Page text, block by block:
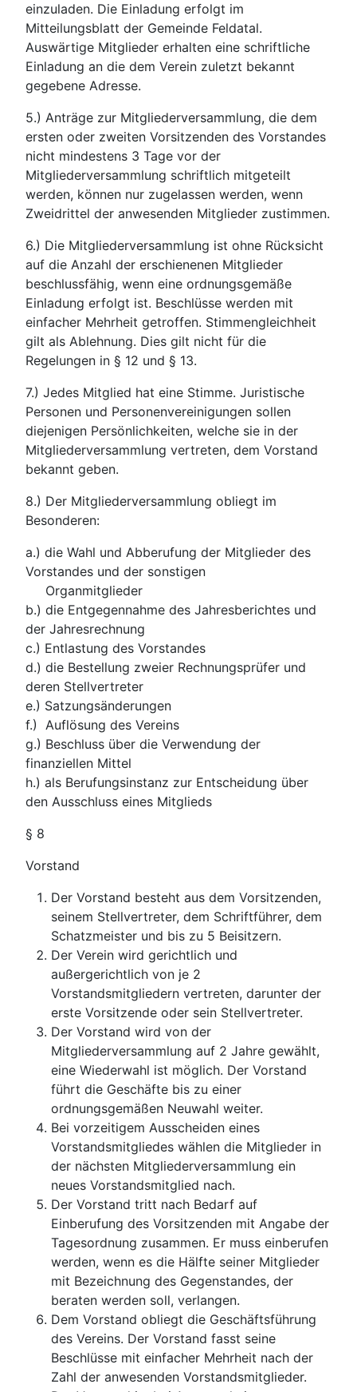
einzuladen. Die Einladung erfolgt im
Mitteilungsblatt der Gemeinde Feldatal.
Auswärtige Mitglieder erhalten eine schriftliche
Einladung an die dem Verein zuletzt bekannt
gegebene Adresse.
5.) Anträge zur Mitgliederversammlung, die dem
ersten oder zweiten Vorsitzenden des Vorstandes
nicht mindestens 3 Tage vor der
Mitgliederversammlung schriftlich mitgeteilt
werden, können nur zugelassen werden, wenn
Zweidrittel der anwesenden Mitglieder zustimmen.
6.) Die Mitgliederversammlung ist ohne Rücksicht
auf die Anzahl der erschienenen Mitglieder
beschlussfähig, wenn eine ordnungsgemäße
Einladung erfolgt ist. Beschlüsse werden mit
einfacher Mehrheit getroffen. Stimmengleichheit
gilt als Ablehnung. Dies gilt nicht für die
Regelungen in § 12 und § 13.
7.) Jedes Mitglied hat eine Stimme. Juristische
Personen und Personenvereinigungen sollen
diejenigen Persönlichkeiten, welche sie in der
Mitgliederversammlung vertreten, dem Vorstand
bekannt geben.
8.) Der Mitgliederversammlung obliegt im
Besonderen:
a.) die Wahl und Abberufung der Mitglieder des
Vorstandes und der sonstigen
Organmitglieder
b.) die Entgegennahme des Jahresberichtes und
der Jahresrechnung
c.) Entlastung des Vorstandes
d.) die Bestellung zweier Rechnungsprüfer und
deren Stellvertreter
e.) Satzungsänderungen
f.) Auflösung des Vereins
g.) Beschluss über die Verwendung der
finanziellen Mittel
h.) als Berufungsinstanz zur Entscheidung über
den Ausschluss eines Mitglieds
§ 8
Vorstand
Der Vorstand besteht aus dem Vorsitzenden,
seinem Stellvertreter, dem Schriftführer, dem
Schatzmeister und bis zu 5 Beisitzern.
Der Verein wird gerichtlich und
außergerichtlich von je 2
Vorstandsmitgliedern vertreten, darunter der
erste Vorsitzende oder sein Stellvertreter.
Der Vorstand wird von der
Mitgliederversammlung auf 2 Jahre gewählt,
eine Wiederwahl ist möglich. Der Vorstand
führt die Geschäfte bis zu einer
ordnungsgemäßen Neuwahl weiter.
Bei vorzeitigem Ausscheiden eines
Vorstandsmitgliedes wählen die Mitglieder in
der nächsten Mitgliederversammlung ein
neues Vorstandsmitglied nach.
Der Vorstand tritt nach Bedarf auf
Einberufung des Vorsitzenden mit Angabe der
Tagesordnung zusammen. Er muss einberufen
werden, wenn es die Hälfte seiner Mitglieder
mit Bezeichnung des Gegenstandes, der
beraten werden soll, verlangen.
Dem Vorstand obliegt die Geschäftsführung
des Vereins. Der Vorstand fasst seine
Beschlüsse mit einfacher Mehrheit nach der
Zahl der anwesenden Vorstandsmitglieder.